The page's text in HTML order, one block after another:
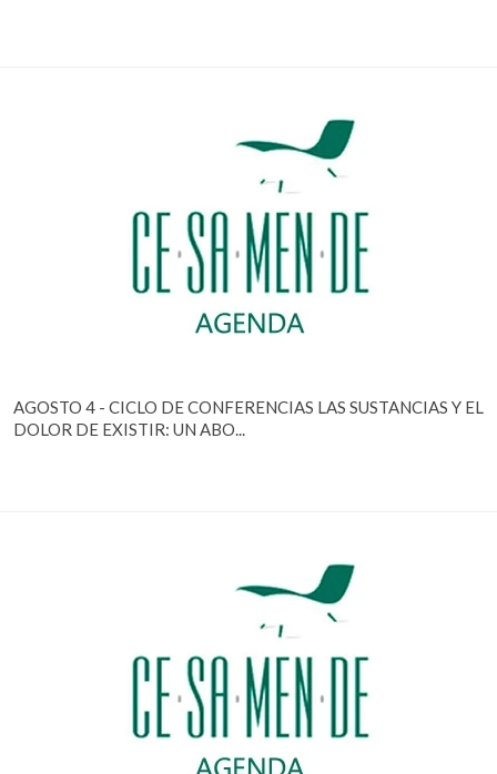
AGOSTO 4 - CICLO DE CONFERENCIAS LAS SUSTANCIAS Y EL
DOLOR DE EXISTIR: UN ABO...